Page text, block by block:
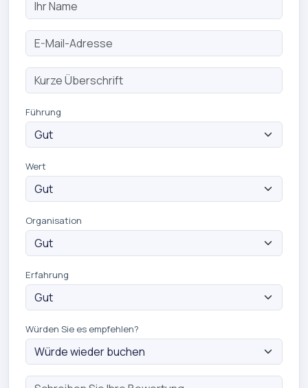
Führung
Wert
Organisation
Erfahrung
Würden Sie es empfehlen?